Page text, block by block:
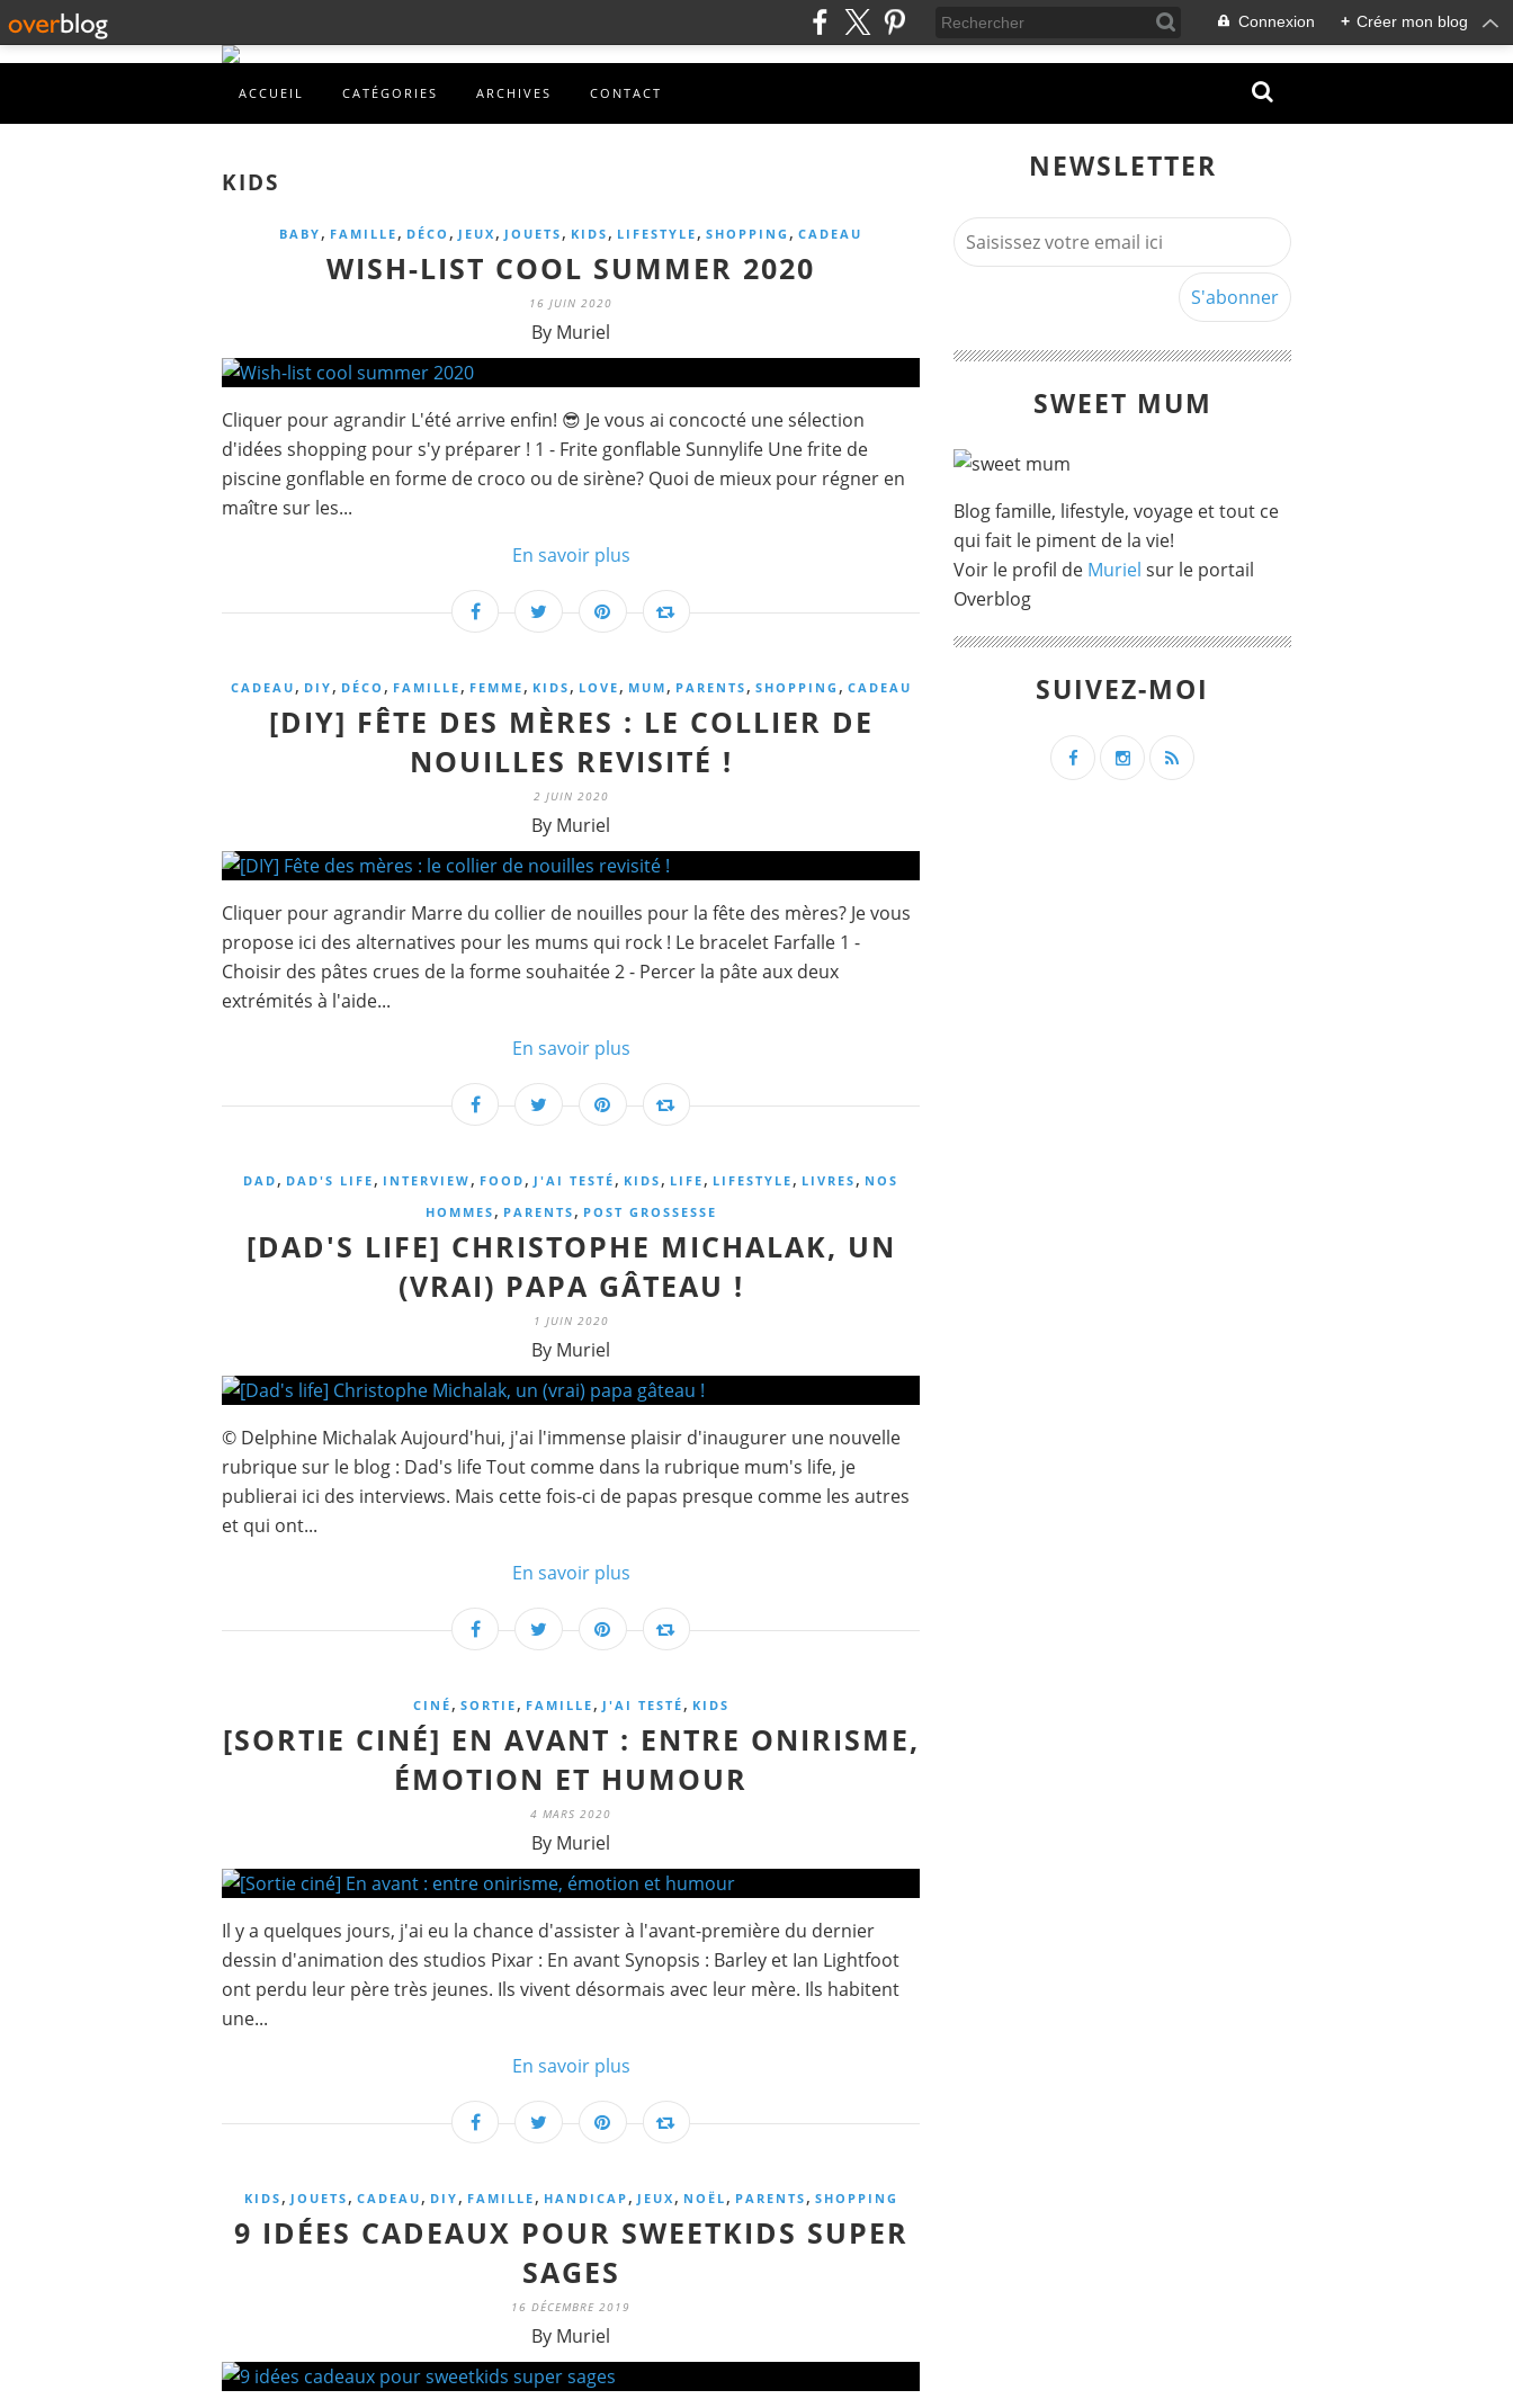
Connexion + Créer mon blog
ACCUEIL CATÉGORIES ARCHIVES CONTACT
KIDS
BABY, FAMILLE, DÉCO ,JEUX,JOUETS, KIDS, LIFESTYLE, SHOPPING , CADEAU
WISH-LIST COOL SUMMER 2020
16 JUIN 2020
By Muriel
Cliquer pour agrandir L'été arrive enfin! 😎 Je vous ai concocté une sélection
d'idées shopping pour s'y préparer ! 1 - Frite gonflable Sunnylife Une frite de
piscine gonflable en forme de croco ou de sirène? Quoi de mieux pour régner en
maître sur les...
En savoir plus
CADEAU, DIY, DÉCO , FAMILLE, FEMME, KIDS, LOVE, MUM, PARENTS, SHOPPING , CADEAU
[DIY] FÊTE DES MÈRES : LE COLLIER DE
NOUILLES REVISITÉ !
2 JUIN 2020
By Muriel
Cliquer pour agrandir Marre du collier de nouilles pour la fête des mères? Je vous
propose ici des alternatives pour les mums qui rock ! Le bracelet Farfalle 1 -
Choisir des pâtes crues de la forme souhaitée 2 - Percer la pâte aux deux
extrémités à l'aide...
En savoir plus
DAD, DAD'S LIFE, INTERVIEW, FOOD,J'AI TESTÉ, KIDS, LIFE, LIFESTYLE, LIVRES, NOS
HOMMES, PARENTS, POST GROSSESSE
[DAD'S LIFE] CHRISTOPHE MICHALAK, UN
(VRAI) PAPA GÂTEAU !
1 JUIN 2020
By Muriel
© Delphine Michalak Aujourd'hui, j'ai l'immense plaisir d'inaugurer une nouvelle
rubrique sur le blog : Dad's life Tout comme dans la rubrique mum's life, je
publierai ici des interviews. Mais cette fois-ci de papas presque comme les autres
et qui ont...
En savoir plus
CINÉ, SORTIE, FAMILLE,J'AI TESTÉ, KIDS
[SORTIE CINÉ] EN AVANT : ENTRE ONIRISME,
ÉMOTION ET HUMOUR
4 MARS 2020
By Muriel
Il y a quelques jours, j'ai eu la chance d'assister à l'avant-première du dernier
dessin d'animation des studios Pixar : En avant Synopsis : Barley et Ian Lightfoot
ont perdu leur père très jeunes. Ils vivent désormais avec leur mère. Ils habitent
une...
En savoir plus
KIDS,JOUETS, CADEAU, DIY, FAMILLE, HANDICAP,JEUX, NOËL, PARENTS, SHOPPING
9 IDÉES CADEAUX POUR SWEETKIDS SUPER
SAGES
16 DÉCEMBRE 2019
By Muriel
NEWSLETTER
SWEET MUM
Blog famille, lifestyle, voyage et tout ce
qui fait le piment de la vie!
Voir le profil de Muriel sur le portail
Overblog
SUIVEZ-MOI